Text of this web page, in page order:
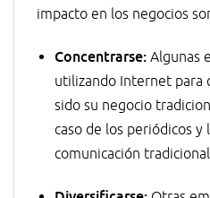
impacto en los negocios
Concentrarse: Algunas
utilizando Internet para
sido su negocio
caso de los periódicos y
comunicación